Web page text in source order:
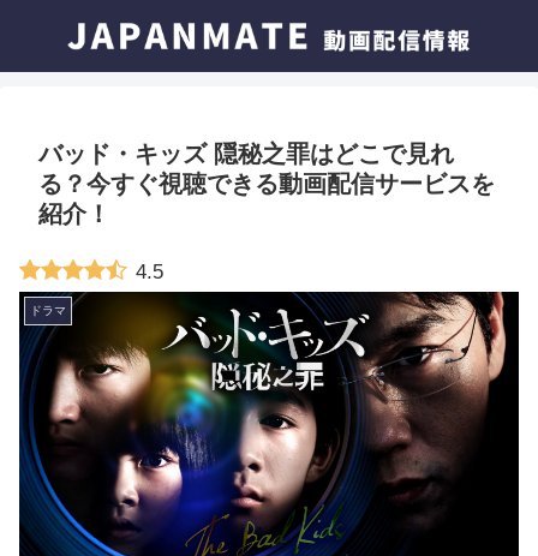
バッド・キッズ 隠秘之罪はどこで見れ
る？今すぐ視聴できる動画配信サービスを
紹介！
4.5
ドラマ